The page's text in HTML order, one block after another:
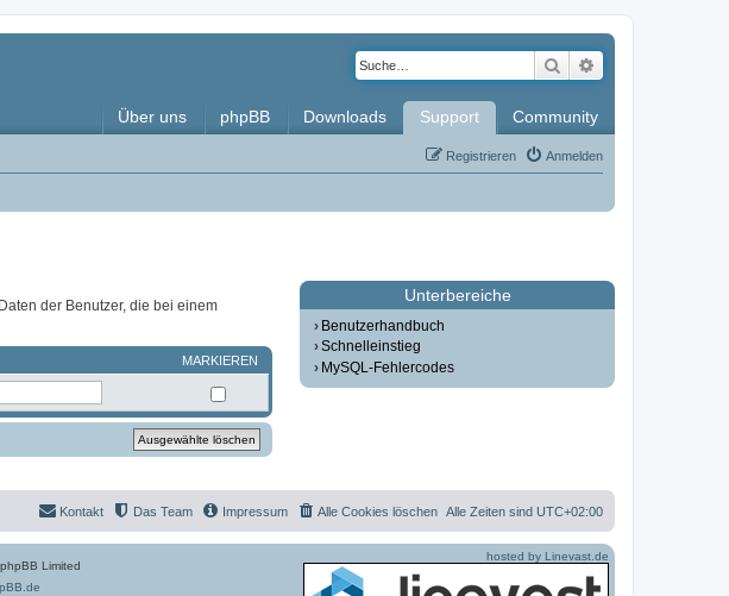
Suche
Über uns phpBB Downloads Support Community
Anmelden
Registrieren
der Benutzer, die bei einem
MARKIEREN
Unterbereiche
Benutzerhandbuch
Schnelleinstieg
MySQL-Fehlercodes
Alle Zeiten sind UTC+02:00
Alle Cookies löschen
Impressum
Das Team
Kontakt
Limited
hosted by Linevast.de